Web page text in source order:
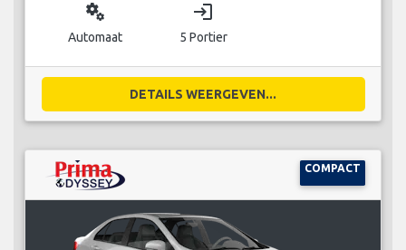
miscellaneous_services
Automaat
login
5 Portier
DETAILS WEERGEVEN...
COMPACT